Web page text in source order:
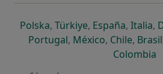
Polskase otevře v nové záložce
, Türkiyese otevře v
, Españase
, Italia,
Portugalse otevře v nové
, Méxicose otevře v
, Chilese
, Brasil
Colombia